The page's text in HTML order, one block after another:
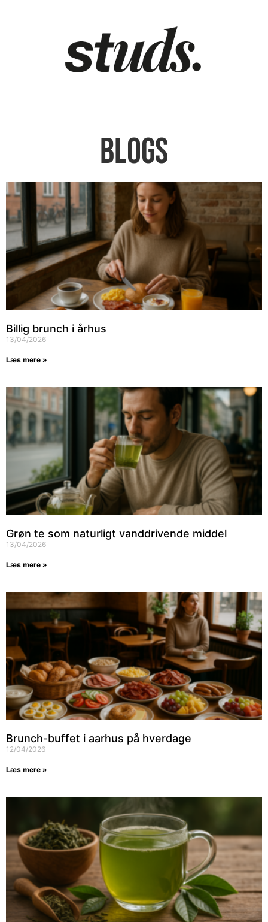
Blogs
Billig brunch i århus
13/04/2026
Læs mere »
Grøn te som naturligt vanddrivende middel
13/04/2026
Læs mere »
Brunch-buffet i aarhus på hverdage
12/04/2026
Læs mere »